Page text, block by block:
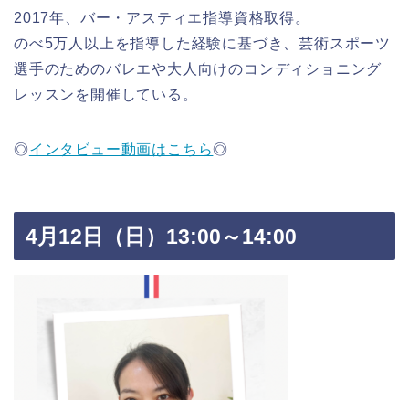
2017年、バー・アスティエ指導資格取得。
のべ5万人以上を指導した経験に基づき、芸術スポーツ
選手のためのバレエや大人向けのコンディショニング
レッスンを開催している。
◎インタビュー動画はこちら◎
4月12日（日）13:00～14:00